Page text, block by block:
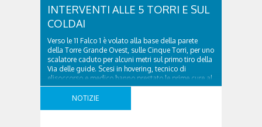
INTERVENTI ALLE 5 TORRI E SUL
COLDAI
Verso le 11 Falco 1 è volato alla base della parete
della Torre Grande Ovest, sulle Cinque Torri, per uno
scalatore caduto per alcuni metri sul primo tiro della
Via delle guide. Scesi in hovering, tecnico di
elisoccorso e medico hanno prestato le prime cure al
43enne ungherese, che si era fatto male alla caviglia.
NOTIZIE